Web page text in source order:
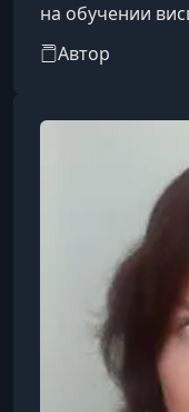
на обучении
методике
внутренних
Огуловым,
работы
состояния
широкий выбор
онлайн-
техники
Автор